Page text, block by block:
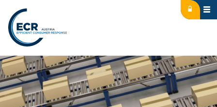
Logo: ECR Austria Icon: